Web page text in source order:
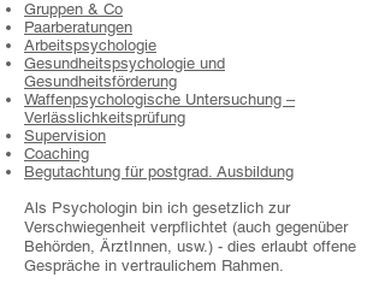
Gruppen & Co
Paarberatungen
Arbeitspsychologie
Gesundheitspsychologie und
Gesundheitsförderung
Waffenpsychologische Untersuchung –
Verlässlichkeitsprüfung
Supervision
Coaching
Begutachtung für postgrad. Ausbildung
Als Psychologin bin ich gesetzlich zur
Verschwiegenheit verpflichtet (auch gegenüber
Behörden, ÄrztInnen, usw.) - dies erlaubt offene
Gespräche in vertraulichem Rahmen.